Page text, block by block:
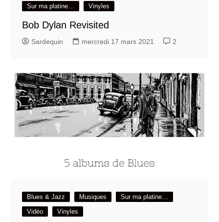
Sur ma platine… Vinyles
Bob Dylan Revisited
Sardequin mercredi 17 mars 2021 2
Blues & Jazz Musiques
Sur ma platine…
Vidéo
Vinyles